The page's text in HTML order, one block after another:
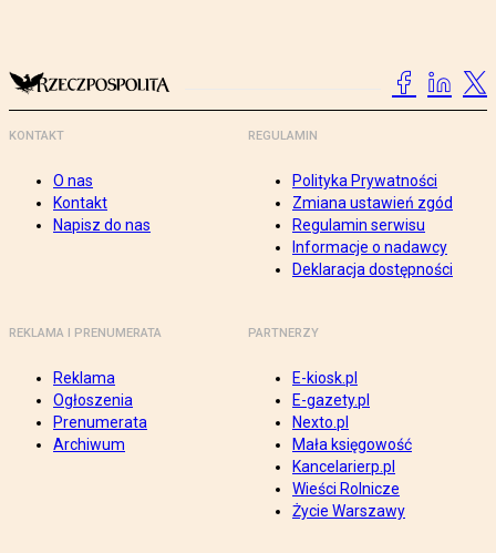
KONTAKT
O nas
Kontakt
Napisz do nas
REGULAMIN
Polityka Prywatności
Zmiana ustawień zgód
Regulamin serwisu
Informacje o nadawcy
Deklaracja dostępności
REKLAMA I PRENUMERATA
Reklama
Ogłoszenia
Prenumerata
Archiwum
PARTNERZY
E-kiosk.pl
E-gazety.pl
Nexto.pl
Mała księgowość
Kancelarierp.pl
Wieści Rolnicze
Życie Warszawy